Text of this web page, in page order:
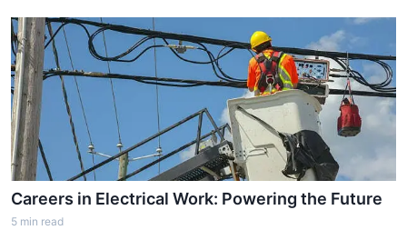
Careers in Electrical Work: Powering the Future
5 min read